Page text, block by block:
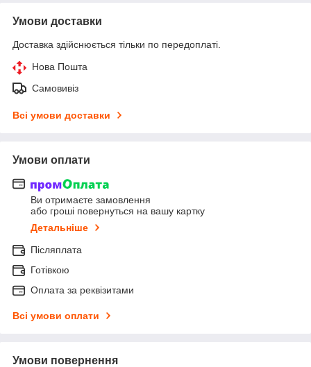
Умови доставки
Доставка здійснюється тільки по передоплаті.
Нова Пошта
Самовивіз
Всі умови доставки
Умови оплати
Ви отримаєте замовлення
або гроші повернуться на вашу картку
Детальніше
Післяплата
Готівкою
Оплата за реквізитами
Всі умови оплати
Умови повернення